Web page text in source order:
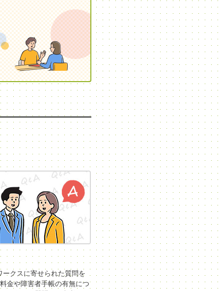
ークスに寄せられた質問を
金や障害者手帳の有無につ